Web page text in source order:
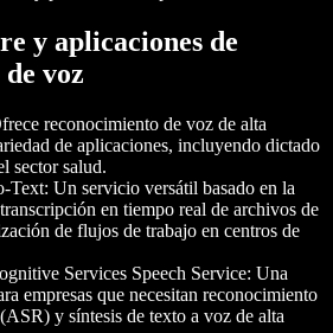
y aplicaciones de
voz
reconocimiento de voz de alta
de aplicaciones, incluyendo dictado
sector salud.
Text: Un servicio versátil basado en la
en tiempo real de archivos de
de flujos de trabajo en centros de
Services Speech Service: Una
empresas que necesitan reconocimiento
y síntesis de texto a voz de alta